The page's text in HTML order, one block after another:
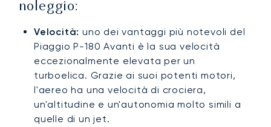
noleggio:
Velocità: uno dei vantaggi più notevoli del
Piaggio P-180 Avanti è la sua velocità
eccezionalmente elevata per un
turboelica. Grazie ai suoi potenti motori,
l'aereo ha una velocità di crociera,
un'altitudine e un'autonomia molto simili a
quelle di un jet.